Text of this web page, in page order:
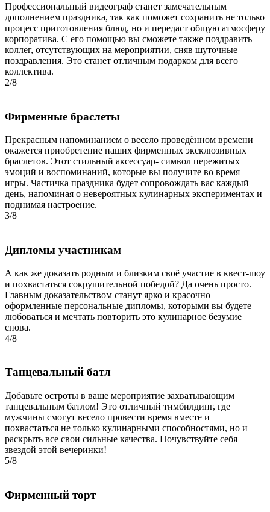
Профессиональный видеограф станет замечательным
дополнением праздника, так как поможет сохранить не только
процесс приготовления блюд, но и передаст общую атмосферу
корпоратива. С его помощью вы сможете также поздравить
коллег, отсутствующих на мероприятии, сняв шуточные
поздравления. Это станет отличным подарком для всего
коллектива.
2/8
Фирменные браслеты
Прекрасным напоминанием о весело проведённом времени
окажется приобретение наших фирменных эксклюзивных
браслетов. Этот стильный аксессуар- символ пережитых
эмоций и воспоминаний, которые вы получите во время
игры. Частичка праздника будет сопровождать вас каждый
день, напоминая о невероятных кулинарных экспериментах и
поднимая настроение.
3/8
Дипломы участникам
А как же доказать родным и близким своё участие в квест-шоу
и похвастаться сокрушительной победой? Да очень просто.
Главным доказательством станут ярко и красочно
оформленные персональные дипломы, которыми вы будете
любоваться и мечтать повторить это кулинарное безумие
снова.
4/8
Танцевальный батл
Добавьте остроты в ваше мероприятие захватывающим
танцевальным батлом! Это отличный тимбилдинг, где
мужчины смогут весело провести время вместе и
похвастаться не только кулинарными способностями, но и
раскрыть все свои сильные качества. Почувствуйте себя
звездой этой вечеринки!
5/8
Фирменный торт